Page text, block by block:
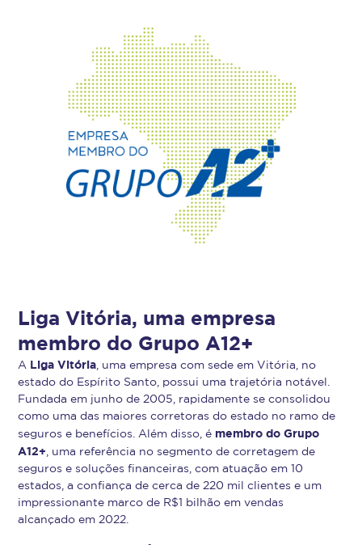
Liga Vitória, uma empresa
membro do Grupo A12+
A Liga Vitória, uma empresa com sede em Vitória, no
estado do Espírito Santo, possui uma trajetória notável.
Fundada em junho de 2005, rapidamente se consolidou
como uma das maiores corretoras do estado no ramo de
seguros e benefícios. Além disso, é membro do Grupo
A12+, uma referência no segmento de corretagem de
seguros e soluções financeiras, com atuação em 10
estados, a confiança de cerca de 220 mil clientes e um
impressionante marco de R$1 bilhão em vendas
alcançado em 2022.